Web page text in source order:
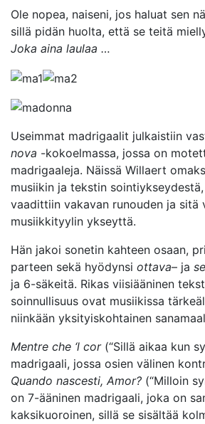
Ole nopea, naiseni, jos haluat sen
sillä pidän huolta, että se teitä
Joka aina laulaa …
Useimmat madrigaalit julkaistiin
nova -kokoelmassa, jossa on
madrigaaleja. Näissä Willaert
musiikin ja tekstin
vaadittiin vakavan runouden ja sitä
musiikkityylin ykseyttä.
Hän jakoi sonetin kahteen osaan,
parteen sekä hyödynsi ottava– ja
ja 6-säkeitä. Rikas viisiääninen
soinnullisuus ovat musiikissa
niinkään yksityiskohtainen
Mentre che ‘l cor(“Sillä aikaa kun
madrigaali, jossa osien välinen
Quando nascesti, Amor? (“Milloin
on 7-ääninen madrigaali, joka on
kaksikuoroinen, sillä se sisältää